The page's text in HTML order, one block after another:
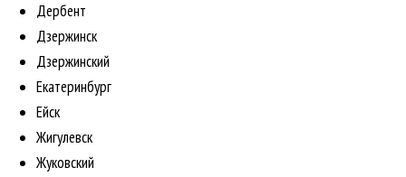
Дербент
Дзержинск
Дзержинский
Екатеринбург
Ейск
Жигулевск
Жуковский